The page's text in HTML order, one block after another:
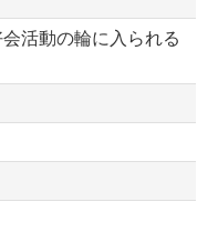
活動の輪に入られる